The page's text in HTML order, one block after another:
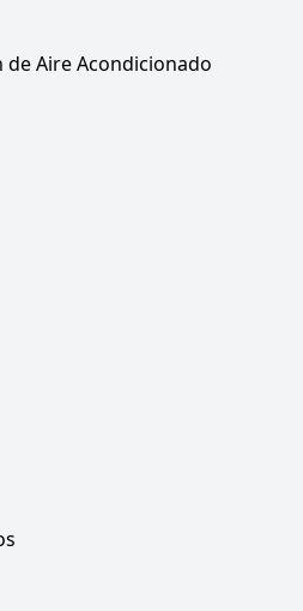
de Aire Acondicionado